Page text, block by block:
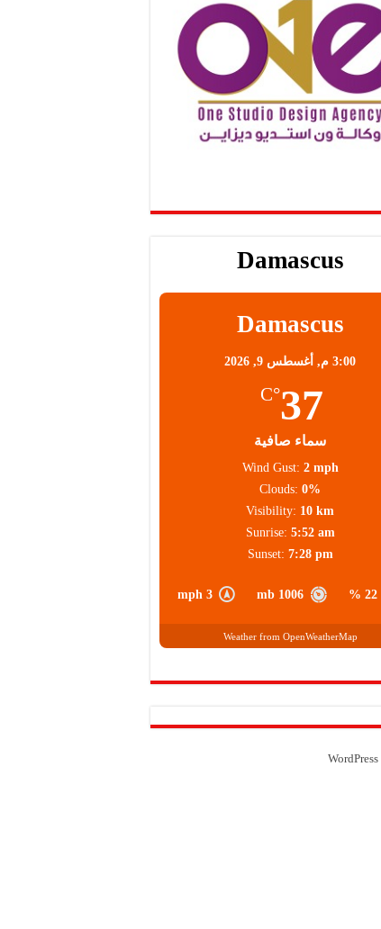
Damascus
Damascus
3:00 م, أغسطس 9, 2026
37
°C
سماء صافية
22 %
1006 mb
3 mph
Wind Gust: 2 mph
Clouds: 0%
Visibility: 10 km
Sunrise: 5:52 am
Sunset: 7:28 pm
Weather from OpenWeatherMap
WordPress